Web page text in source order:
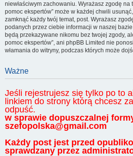
niewłaściwym zachowaniu. Wyrażasz zgodę na
pomoc ekspertów” może w każdej chwili
zamknąć każdy twój temat, post. Wyrażasz
podanych przez ciebie informacji w naszej
będą przekazywane nikomu bez twojej zgody,
pomoc ekspertów”, ani phpBB Limited nie
włamania do witryny, podczas których może
Ważne
Jeśli rejestrujesz się tylko po to
linkiem do strony którą chcesz
odpuść.
w sprawie dopuszczalnej
szefopolska@gmail.com
Każdy post jest przed
sprawdzany przez